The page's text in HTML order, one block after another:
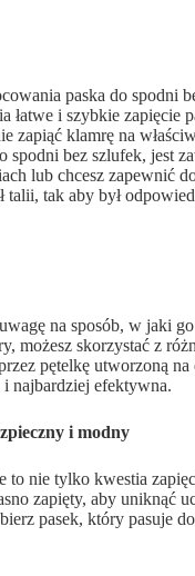
paska do spodni
łatwe i szybkie zapięcie
zapiąć klamrę na
spodni bez szlufek, jest
lub chcesz zapewnić
talii, tak aby był
na sposób, w jaki
możesz skorzystać z
pętelkę utworzoną
najbardziej efektywna.
i modny
to nie tylko kwestia
zapięty, aby uniknąć
pasek, który pasuje